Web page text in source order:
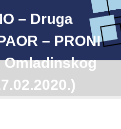
– Druga
– PRONI
Omladinskog